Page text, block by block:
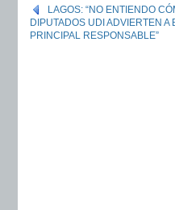
LAGOS: “NO ENTIENDO
DIPUTADOS UDI ADVIERTEN
PRINCIPAL RESPONSABLE”